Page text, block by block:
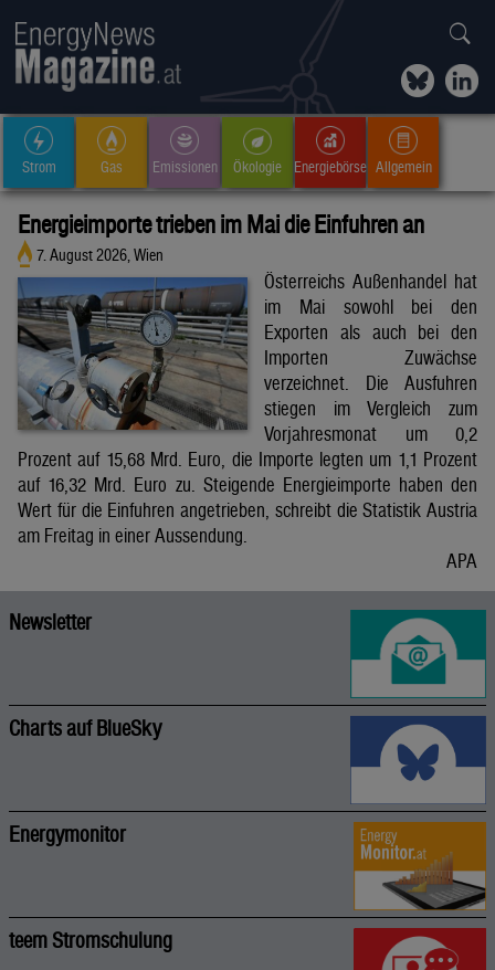
Strom Gas Emissionen Ökologie Energiebörse Allgemein
Energieimporte trieben im Mai die Einfuhren an
7. August 2026, Wien
Österreichs Außenhandel hat
im Mai sowohl bei den
Exporten als auch bei den
Importen Zuwächse
verzeichnet. Die Ausfuhren
stiegen im Vergleich zum
Vorjahresmonat um 0,2
Prozent auf 15,68 Mrd. Euro, die Importe legten um 1,1 Prozent
auf 16,32 Mrd. Euro zu. Steigende Energieimporte haben den
Wert für die Einfuhren angetrieben, schreibt die Statistik Austria
am Freitag in einer Aussendung.
APA
Newsletter
Charts auf BlueSky
Energymonitor
teem Stromschulung